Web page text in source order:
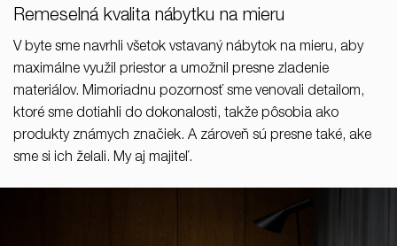
Remeselná kvalita nábytku na mieru
V byte sme navrhli všetok vstavaný nábytok na mieru, aby
maximálne využil priestor a umožnil presne zladenie
materiálov. Mimoriadnu pozornosť sme venovali detailom,
ktoré sme dotiahli do dokonalosti, takže pôsobia ako
produkty známych značiek. A zároveň sú presne také, ake
sme si ich želali. My aj majiteľ.